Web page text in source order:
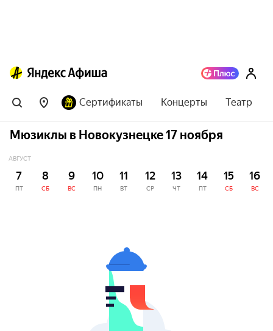
Сертификаты Концерты Театр
Мюзиклы в Новокузнецке 17 ноября
АВГУСТ
7
ПТ
8
СБ
9
ВС
10
ПН
11
ВТ
12
СР
13
ЧТ
14
ПТ
15
СБ
16
ВС